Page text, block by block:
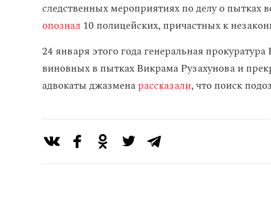
следственных мероприятиях по делу о
опознал 10 полицейских, причастных к
24 января этого года генеральная прокуратура
виновных в пытках Викрама Рузахунова и
адвокаты джазменарассказали, что поиск